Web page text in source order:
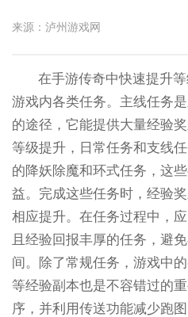
来源：泸州游戏网
在手游传奇中快速提升
游戏内各类任务。主线任务
的途径，它能提供大量经验
等级提升，日常任务和支线
的降妖除魔和环式任务，这
益。完成这些任务时，经验
相应提升。在任务过程中，
且经验回报丰厚的任务，避
间。除了常规任务，游戏中
等经验副本也是不容错过的
序，并利用传送功能减少跑